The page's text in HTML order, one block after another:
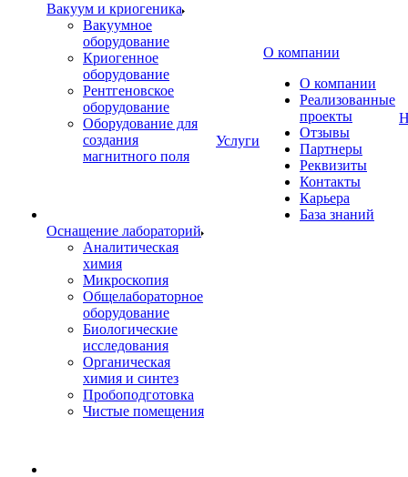
Вакуум и криогеника
Вакуумное
оборудование
Криогенное
оборудование
Рентгеновское
оборудование
Оборудование для
создания
магнитного поля
Оснащение лабораторий
Аналитическая
химия
Микроскопия
Общелабораторное
оборудование
Биологические
исследования
Органическая
химия и синтез
Пробоподготовка
Чистые помещения
Услуги
О компании
О компании
Реализованные
проекты
Отзывы
Партнеры
Реквизиты
Контакты
Карьера
База знаний